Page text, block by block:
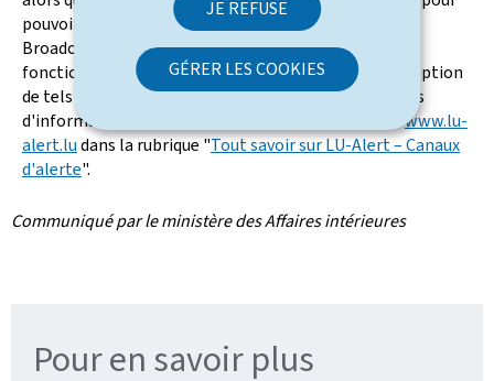
JE REFUSE
GÉRER LES COOKIES
pouvoir recevoir des messages transmis par
Broadcast"
, votre appareil mobile doit être à jour et
fonctionner sous une version compatible avec la réception
de tels messages par le système "LU-Alert". Pour plus
d'informations, veuillez vous renseigner sur le sitewww.lu-
alert.ludans la rubrique "Tout savoir sur LU-Alert – Canaux
d'alerte".
Communiqué par le ministère des Affaires intérieures
Pour en savoir plus